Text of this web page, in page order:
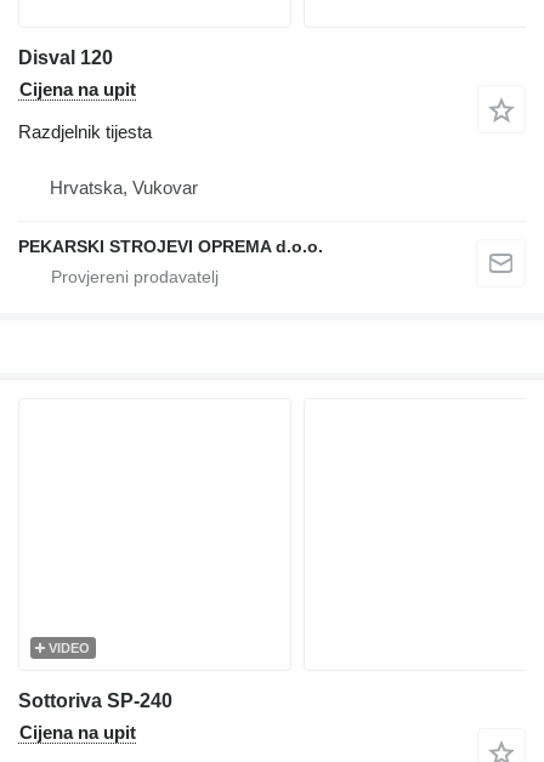
Disval 120
Cijena na upit
Razdjelnik tijesta
Hrvatska, Vukovar
PEKARSKI STROJEVI OPREMA d.o.o.
VIDEO
Sottoriva SP-240
Cijena na upit